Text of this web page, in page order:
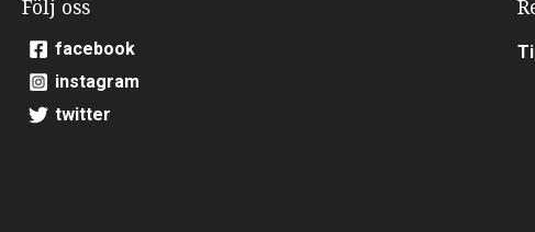
Följ oss
facebook
instagram
twitter